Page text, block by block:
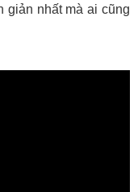
giản nhất mà ai cũng